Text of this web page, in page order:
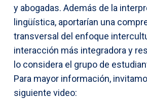
y abogadas. Además de la
lingüística, aportarían una
transversal del enfoque
interacción más integradora y
lo considera el grupo de
Para mayor información,
siguiente video: